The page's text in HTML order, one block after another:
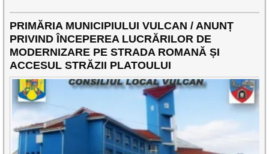
PRIMĂRIA MUNICIPIULUI VULCAN / ANUNȚ
PRIVIND ÎNCEPEREA LUCRĂRILOR DE
MODERNIZARE PE STRADA ROMANĂ ȘI
ACCESUL STRĂZII PLATOULUI